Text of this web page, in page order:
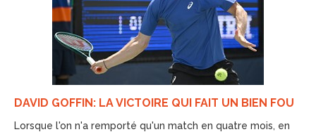
DAVID GOFFIN: LA VICTOIRE QUI FAIT UN BIEN FOU
Lorsque l'on n'a remporté qu'un match en quatre mois, en